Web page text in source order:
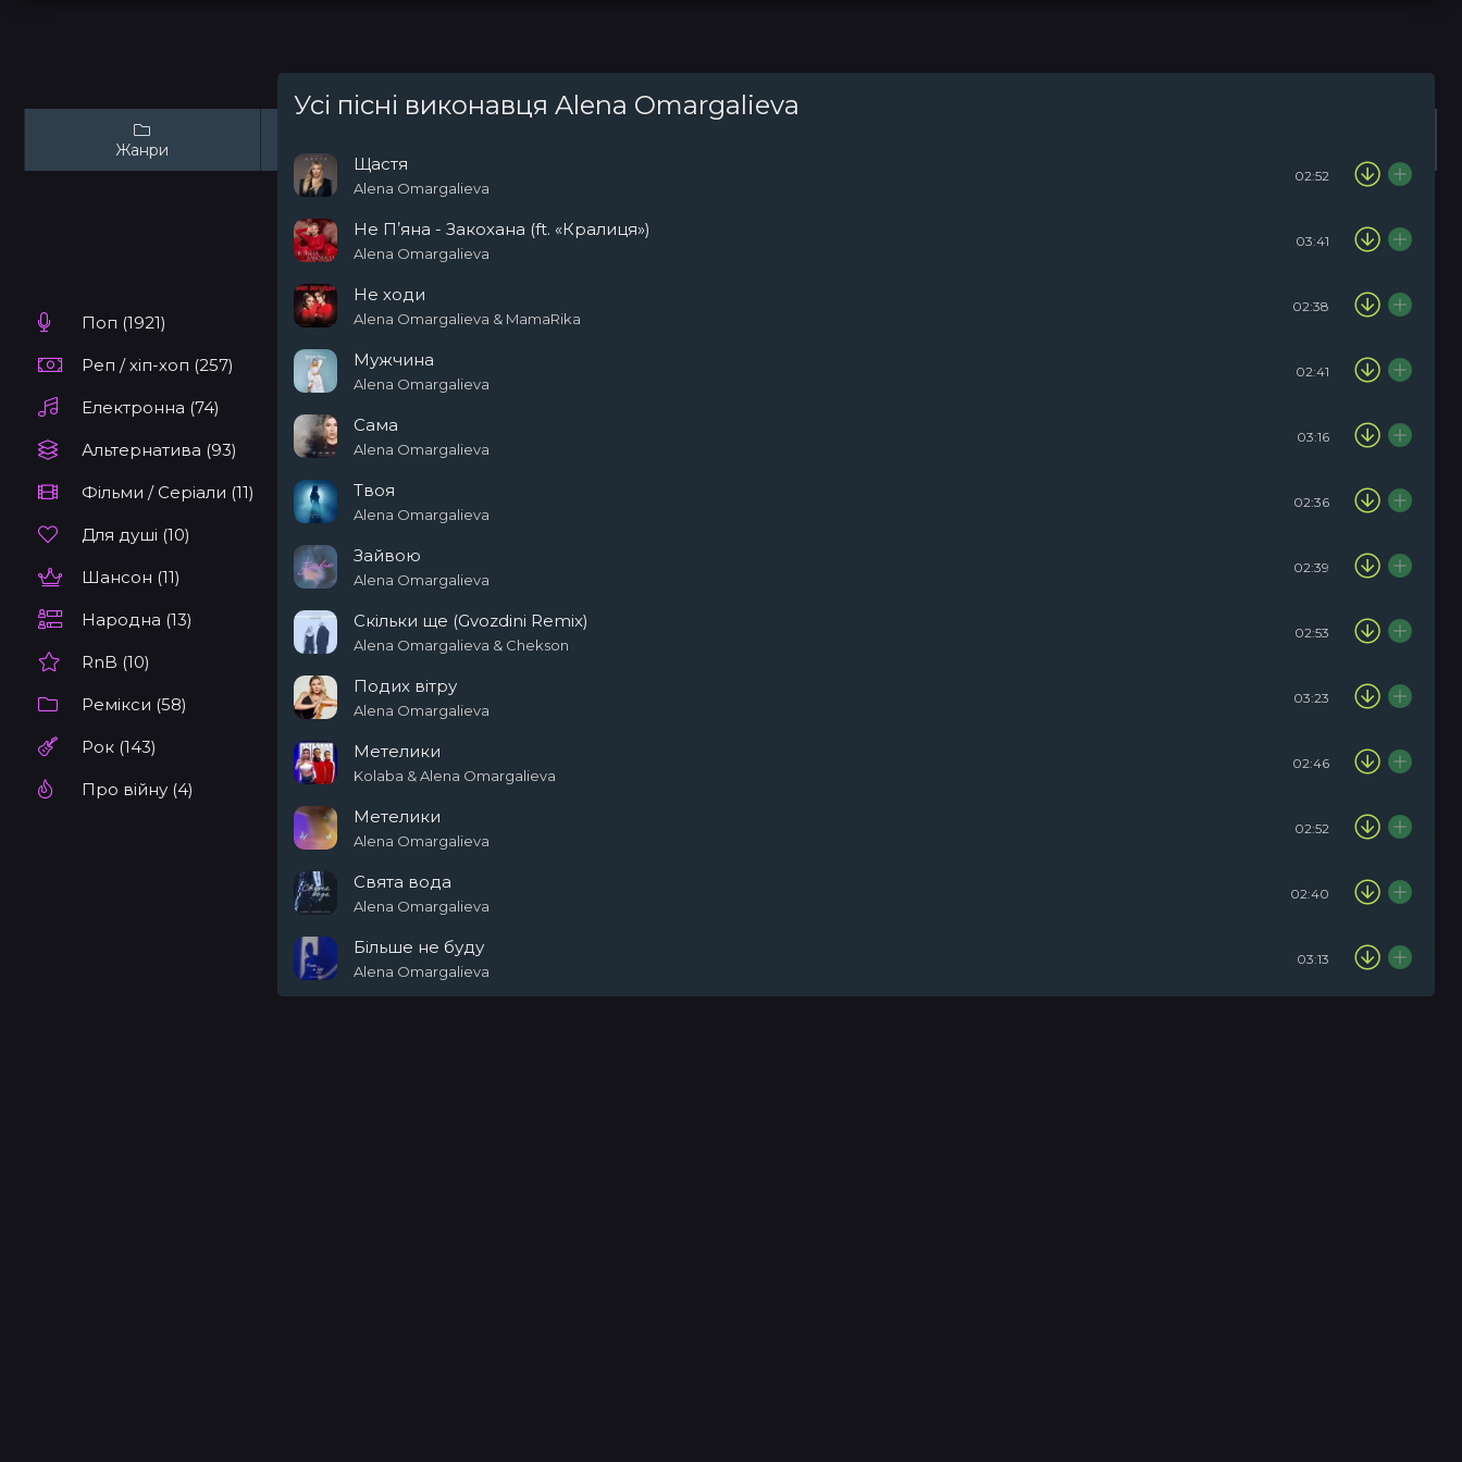
Жанри
Поп (1921)
Реп / хіп-хоп (257)
Електронна (74)
Альтернатива (93)
Фільми / Серіали (11)
Для душі (10)
Шансон (11)
Народна (13)
RnB (10)
Ремікси (58)
Рок (143)
Про війну (4)
Усі пісні виконавця Alena Omargalieva
Щастя
Alena Omargalieva
02:52
Не Пʼяна - Закохана (ft. «Кралиця»)
Alena Omargalieva
03:41
Не ходи
Alena Omargalieva & MamaRika
02:38
Мужчина
Alena Omargalieva
02:41
Сама
Alena Omargalieva
03:16
Твоя
Alena Omargalieva
02:36
Зайвою
Alena Omargalieva
02:39
Скільки ще (Gvozdini Remix)
Alena Omargalieva & Chekson
02:53
Подих вітру
Alena Omargalieva
03:23
Метелики
Kolaba & Alena Omargalieva
02:46
Метелики
Alena Omargalieva
02:52
Свята вода
Alena Omargalieva
02:40
Більше не буду
Alena Omargalieva
03:13